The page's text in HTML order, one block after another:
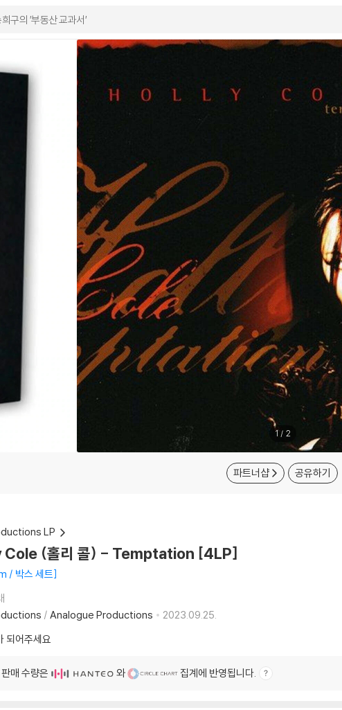
1/ 2
파트너샵 공유하기
LP
Cole (홀리 콜) - Temptation [4LP]
/ 박스 세트
/ Analogue Productions
2023.09.25.
되어주세요
매 수량은 와 집계에 반영됩니다.